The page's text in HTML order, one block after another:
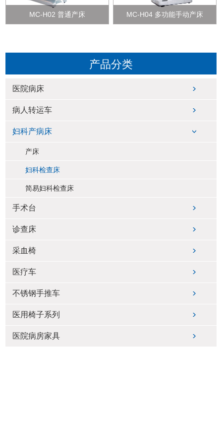
MC-H02 普通产床 MC-H04 多功能手动产床
产品分类
医院病床
病人转运车
妇科产病床
产床
妇科检查床
简易妇科检查床
手术台
诊查床
采血椅
医疗车
不锈钢手推车
医用椅子系列
医院病房家具